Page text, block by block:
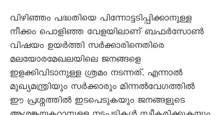
വിഴിഞ്ഞം പദ്ധതിയെ പിന്നോട്ടടിപ്പിക്കാനുള്ള
നീക്കം പൊളിഞ്ഞ വേളയിലാണ് ബഫര്‍സോണ്‍
വിഷയം ഉയര്‍ത്തി സര്‍ക്കാരിനെതിരെ
മലയോരമേഖലയിലെ ജനങ്ങളെ
ഇളക്കിവിടാനുള്ള ശ്രമം നടന്നത്. എന്നാല്‍
മുഖ്യമന്ത്രിയും സര്‍ക്കാരും മിന്നല്‍വേഗത്തില്‍
ഈ പ്രശ്നത്തില്‍ ഇടപെടുകയും ജനങ്ങളുടെ